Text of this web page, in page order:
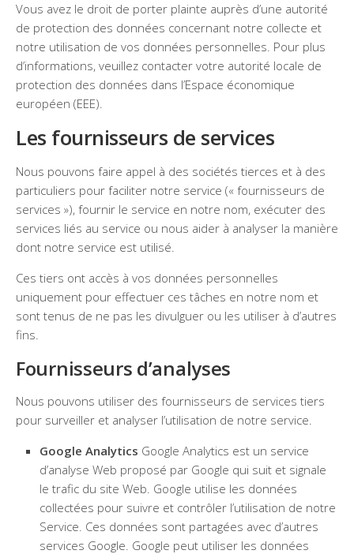
Vous avez le droit de porter plainte auprès d’une autorité
de protection des données concernant notre collecte et
notre utilisation de vos données personnelles. Pour plus
d’informations, veuillez contacter votre autorité locale de
protection des données dans l’Espace économique
européen (EEE).
Les fournisseurs de services
Nous pouvons faire appel à des sociétés tierces et à des
particuliers pour faciliter notre service (« fournisseurs de
services »), fournir le service en notre nom, exécuter des
services liés au service ou nous aider à analyser la manière
dont notre service est utilisé.
Ces tiers ont accès à vos données personnelles
uniquement pour effectuer ces tâches en notre nom et
sont tenus de ne pas les divulguer ou les utiliser à d’autres
fins.
Fournisseurs d’analyses
Nous pouvons utiliser des fournisseurs de services tiers
pour surveiller et analyser l’utilisation de notre service.
Google Analytics Google Analytics est un service
d’analyse Web proposé par Google qui suit et signale
le trafic du site Web. Google utilise les données
collectées pour suivre et contrôler l’utilisation de notre
Service. Ces données sont partagées avec d’autres
services Google. Google peut utiliser les données